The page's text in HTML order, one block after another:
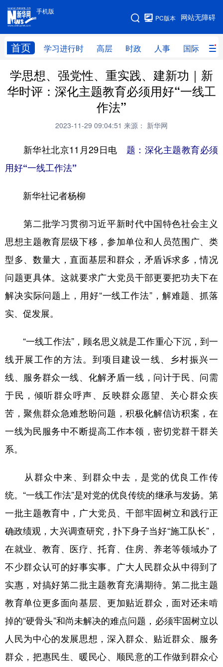
手机版
网站无障碍
PC版本
首页 学习进行时 高层 时政 人事 国际 财
手机版
网站地图
学习进行时 高层 时政 人事
国际 财经 网评 港澳
法律 中央文件
食品 人居 信息化 数字经济
学术中国 乡村振兴 银龄 溯源中国
城市 旅游 能源 会展
彩票 娱乐 时尚
地方频道
浙江 安徽 福建 江西
四川 贵州 云南 西藏
陕西 甘肃 青海 宁夏
新疆 内蒙古 黑龙江
多语种频道
English Español Français عربى
Deutsch Português
学思想、强党性、重实践、建新功｜新
华时评：深化主题教育必须用好“一线工
作法”
2023-11-29 09:04:51 来源： 新华网
新华社北京11月29日电 题：深化主题教育必须
用好“一线工作法”
新华社记者杨柳
第二批学习贯彻习近平新时代中国特色社会主义
思想主题教育层级下移，参加单位和人员范围广、类
型多、数量大，直面基层和群众，矛盾诉求多，情况
问题更具体。这就要求广大党员干部更要把功夫下在
解决实际问题上，用好“一线工作法”，解难题、抓落
实、促发展。
“一线工作法”，顾名思义就是工作重心下沉，到一
线开展工作的方法。到项目建设一线、乡村振兴一
线、服务群众一线、化解矛盾一线，问计于民、问需
于民，倾听群众呼声、反映群众愿望、关心群众疾
苦，聚焦群众急难愁盼问题，积极化解信访积案，在
一线为民服务中不断提高工作本领，密切党群干群关
系。
从群众中来、到群众中去，是党的优良工作传
统。“一线工作法”是对党的优良传统的继承与发扬。第
一批主题教育中，广大党员、干部牢固树立和践行正
确政绩观，大兴调查研究，扑下身子当好“施工队长”，
在就业、教育、医疗、托育、住房、养老等领域办了
不少群众认可的好事实事。广大人民群众从中得到了
实惠，对搞好第二批主题教育充满期待。第二批主题
教育单位更多面向基层、更加贴近群众，面对还未啃
掉的“硬骨头”和尚未解决的难点问题，必须牢固树立以
人民为中心的发展思想，深入群众、贴近群众、服务
群众，把惠民生、暖民心、顺民意的工作做到群众心